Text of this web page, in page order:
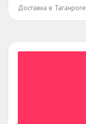
Доставка в Таганроге